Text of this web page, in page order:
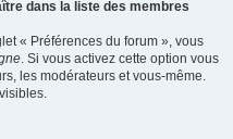
dans la liste des membres
« Préférences du forum », vous
. Si vous activez cette option vous
les modérateurs et vous-même.